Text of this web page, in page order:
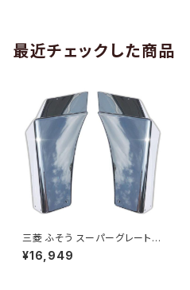
最近チェックした商品
三菱 ふそう スーパーグレート N
EW 17 スーパーグレート メッキ
マッド ガード 泥除け 左右 ZER
¥16,949